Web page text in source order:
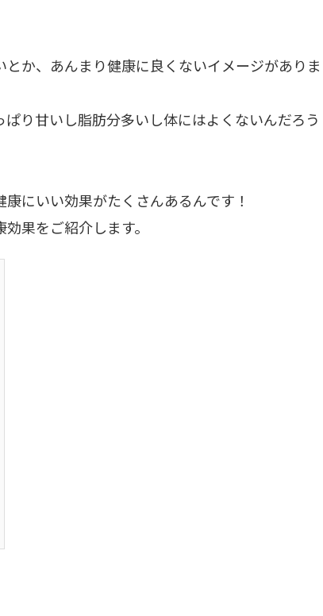
か、あんまり健康に良くないイメージがありま
り甘いし脂肪分多いし体にはよくないんだろう
にいい効果がたくさんあるんです！
果をご紹介します。